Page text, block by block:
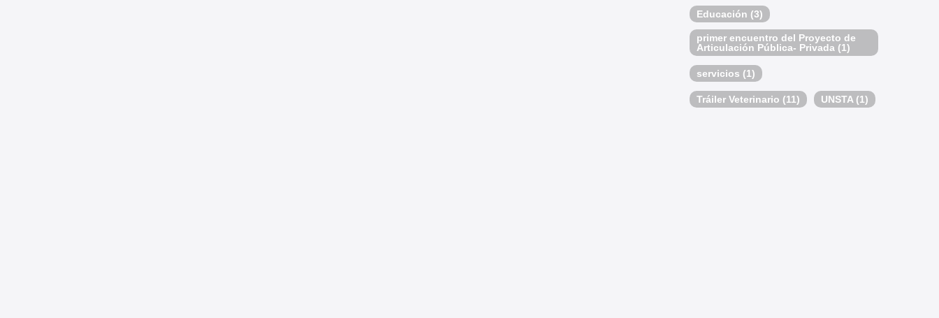
Educación (3)
primer encuentro del Proyecto de
Articulación Pública- Privada (1)
servicios (1)
Tráiler Veterinario (11) UNSTA (1)